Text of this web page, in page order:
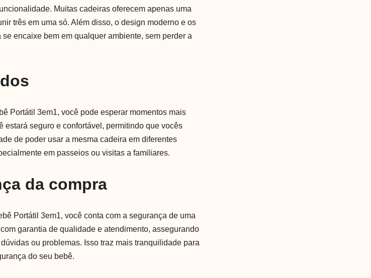
Muitas cadeiras oferecem apenas uma
três em uma só. Além disso, o design moderno e os
encaixe bem em qualquer ambiente, sem perder a
Portátil 3em1, você pode esperar momentos mais
estará seguro e confortável, permitindo que vocês
de poder usar a mesma cadeira em diferentes
em passeios ou visitas a familiares.
da compra
Portátil 3em1, você conta com a segurança de uma
garantia de qualidade e atendimento, assegurando
ou problemas. Isso traz mais tranquilidade para
do seu bebê.